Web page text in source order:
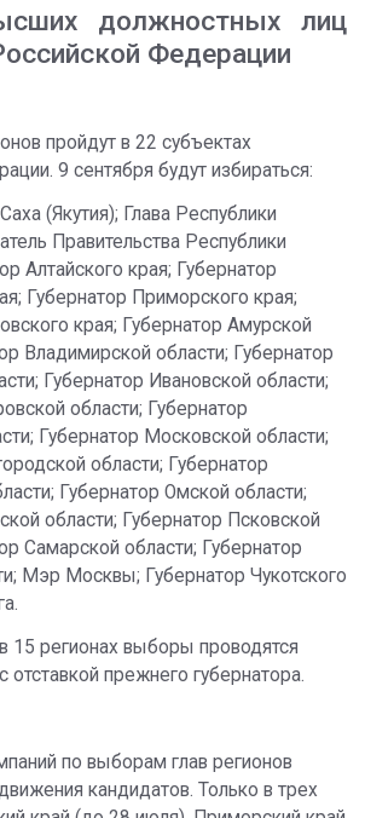
должностных лиц
Федерации
пройдут в 22 субъектах
9 сентября будут избираться:
(Якутия); Глава Республики
Правительства Республики
Алтайского края; Губернатор
Губернатор Приморского края;
края; Губернатор Амурской
Владимирской области; Губернатор
Губернатор Ивановской области;
области; Губернатор
Губернатор Московской области;
области; Губернатор
Губернатор Омской области;
области; Губернатор Псковской
Самарской области; Губернатор
Мэр Москвы; Губернатор Чукотского
15 регионах выборы проводятся
отставкой прежнего губернатора.
по выборам глав регионов
кандидатов. Только в трех